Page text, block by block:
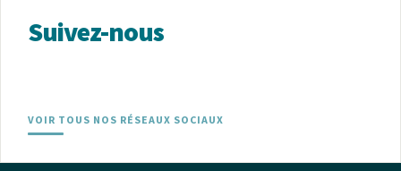
Suivez-nous
VOIR TOUS NOS RÉSEAUX SOCIAUX